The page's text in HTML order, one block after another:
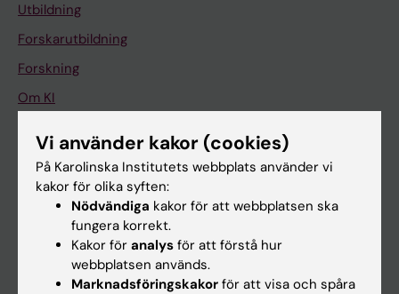
Utbildning
Forskarutbildning
Forskning
Om KI
På gång
Nyheter
Kalender
Vi använder kakor (cookies)
På Karolinska Institutets webbplats använder vi
kakor för olika syften:
Nödvändiga kakor för att webbplatsen ska
fungera korrekt.
Kakor för analys för att förstå hur
webbplatsen används.
Marknadsföringskakor för att visa och spåra